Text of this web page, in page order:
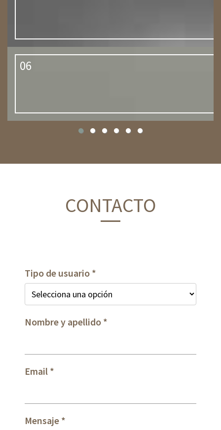
06
CONTACTO
Tipo de usuario
Nombre y apellido
Email
Mensaje